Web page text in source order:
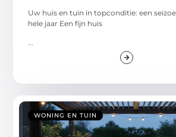
Uw huis en tuin in topconditie: een
hele jaar Een fijn huis
...
WONING EN TUIN